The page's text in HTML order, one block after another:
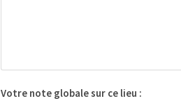
Votre note globale sur ce lieu :